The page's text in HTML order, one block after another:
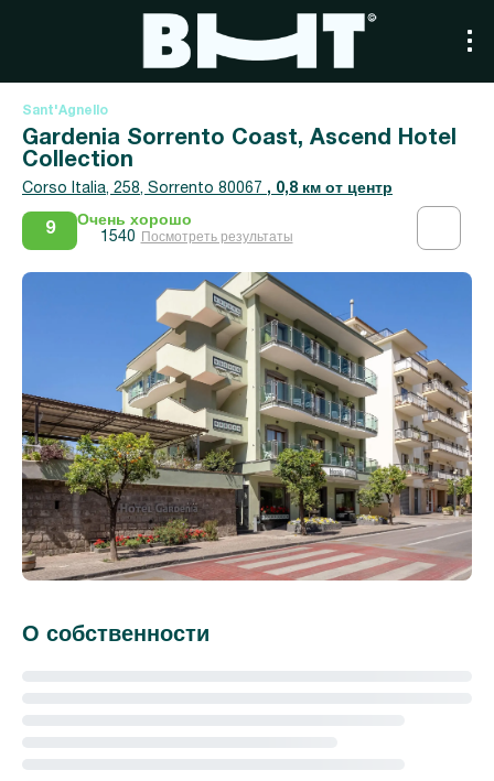
Sant'Agnello
Gardenia Sorrento Coast, Ascend Hotel
Collection
Corso Italia, 258, Sorrento 80067 , 0,8 км от центр
9
Очень хорошо
1540
Посмотреть результаты
О собственности